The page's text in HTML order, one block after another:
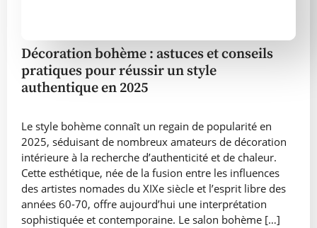
Décoration bohème : astuces et conseils
pratiques pour réussir un style
authentique en 2025
Le style bohème connaît un regain de popularité en
2025, séduisant de nombreux amateurs de décoration
intérieure à la recherche d’authenticité et de chaleur.
Cette esthétique, née de la fusion entre les influences
des artistes nomades du XIXe siècle et l’esprit libre des
années 60-70, offre aujourd’hui une interprétation
sophistiquée et contemporaine. Le salon bohème […]